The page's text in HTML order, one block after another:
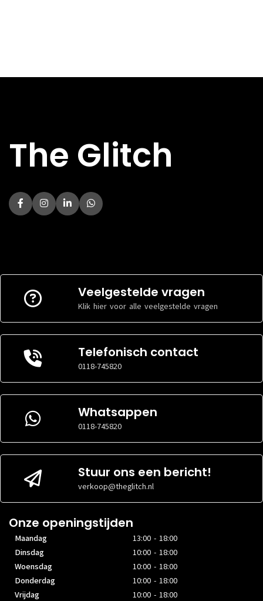
The Glitch
Veelgestelde vragen
Klik hier voor alle veelgestelde vragen
Telefonisch contact
0118-745820
Whatsappen
0118-745820
Stuur ons een bericht!
verkoop@theglitch.nl
Onze openingstijden
Maandag
13:00 - 18:00
Dinsdag
10:00 - 18:00
Woensdag
10:00 - 18:00
Donderdag
10:00 - 18:00
Vrijdag
10:00 - 18:00